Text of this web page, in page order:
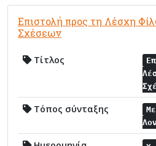
Επιστολή προς τη Λέσχη
Σχέσεων
Τίτλος
Τόπος σύνταξης